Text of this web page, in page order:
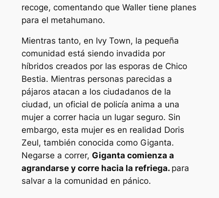
recoge, comentando que Waller tiene planes
para el metahumano.
Mientras tanto, en Ivy Town, la pequeña
comunidad está siendo invadida por
híbridos creados por las esporas de Chico
Bestia. Mientras personas parecidas a
pájaros atacan a los ciudadanos de la
ciudad, un oficial de policía anima a una
mujer a correr hacia un lugar seguro. Sin
embargo, esta mujer es en realidad Doris
Zeul, también conocida como Giganta.
Negarse a correr, Giganta comienza a
agrandarse y corre hacia la refriega. para
salvar a la comunidad en pánico.